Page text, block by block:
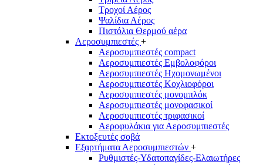
Τροχοί Αέρος
Ψαλίδια Αέρος
Πιστόλια Θερμού αέρα
Αεροσυμπιεστές +
Αεροσυμπιεστές compact
Αεροσυμπιεστές Εμβολοφόροι
Αεροσυμπιεστές Ηχομονωμένοι
Αεροσυμπιεστές Κοχλιοφόροι
Αεροσυμπιεστές μονομπλόκ
Αεροσυμπιεστές μονοφασικοί
Αεροσυμπιεστές τριφασικοί
Αεροφυλάκια για Αεροσυμπιεστές
Εκτοξευτές σοβά
Εξαρτήματα Αεροσυμπιεστών +
Ρυθμιστές-Υδατοπαγίδες-Ελαιωτήρες